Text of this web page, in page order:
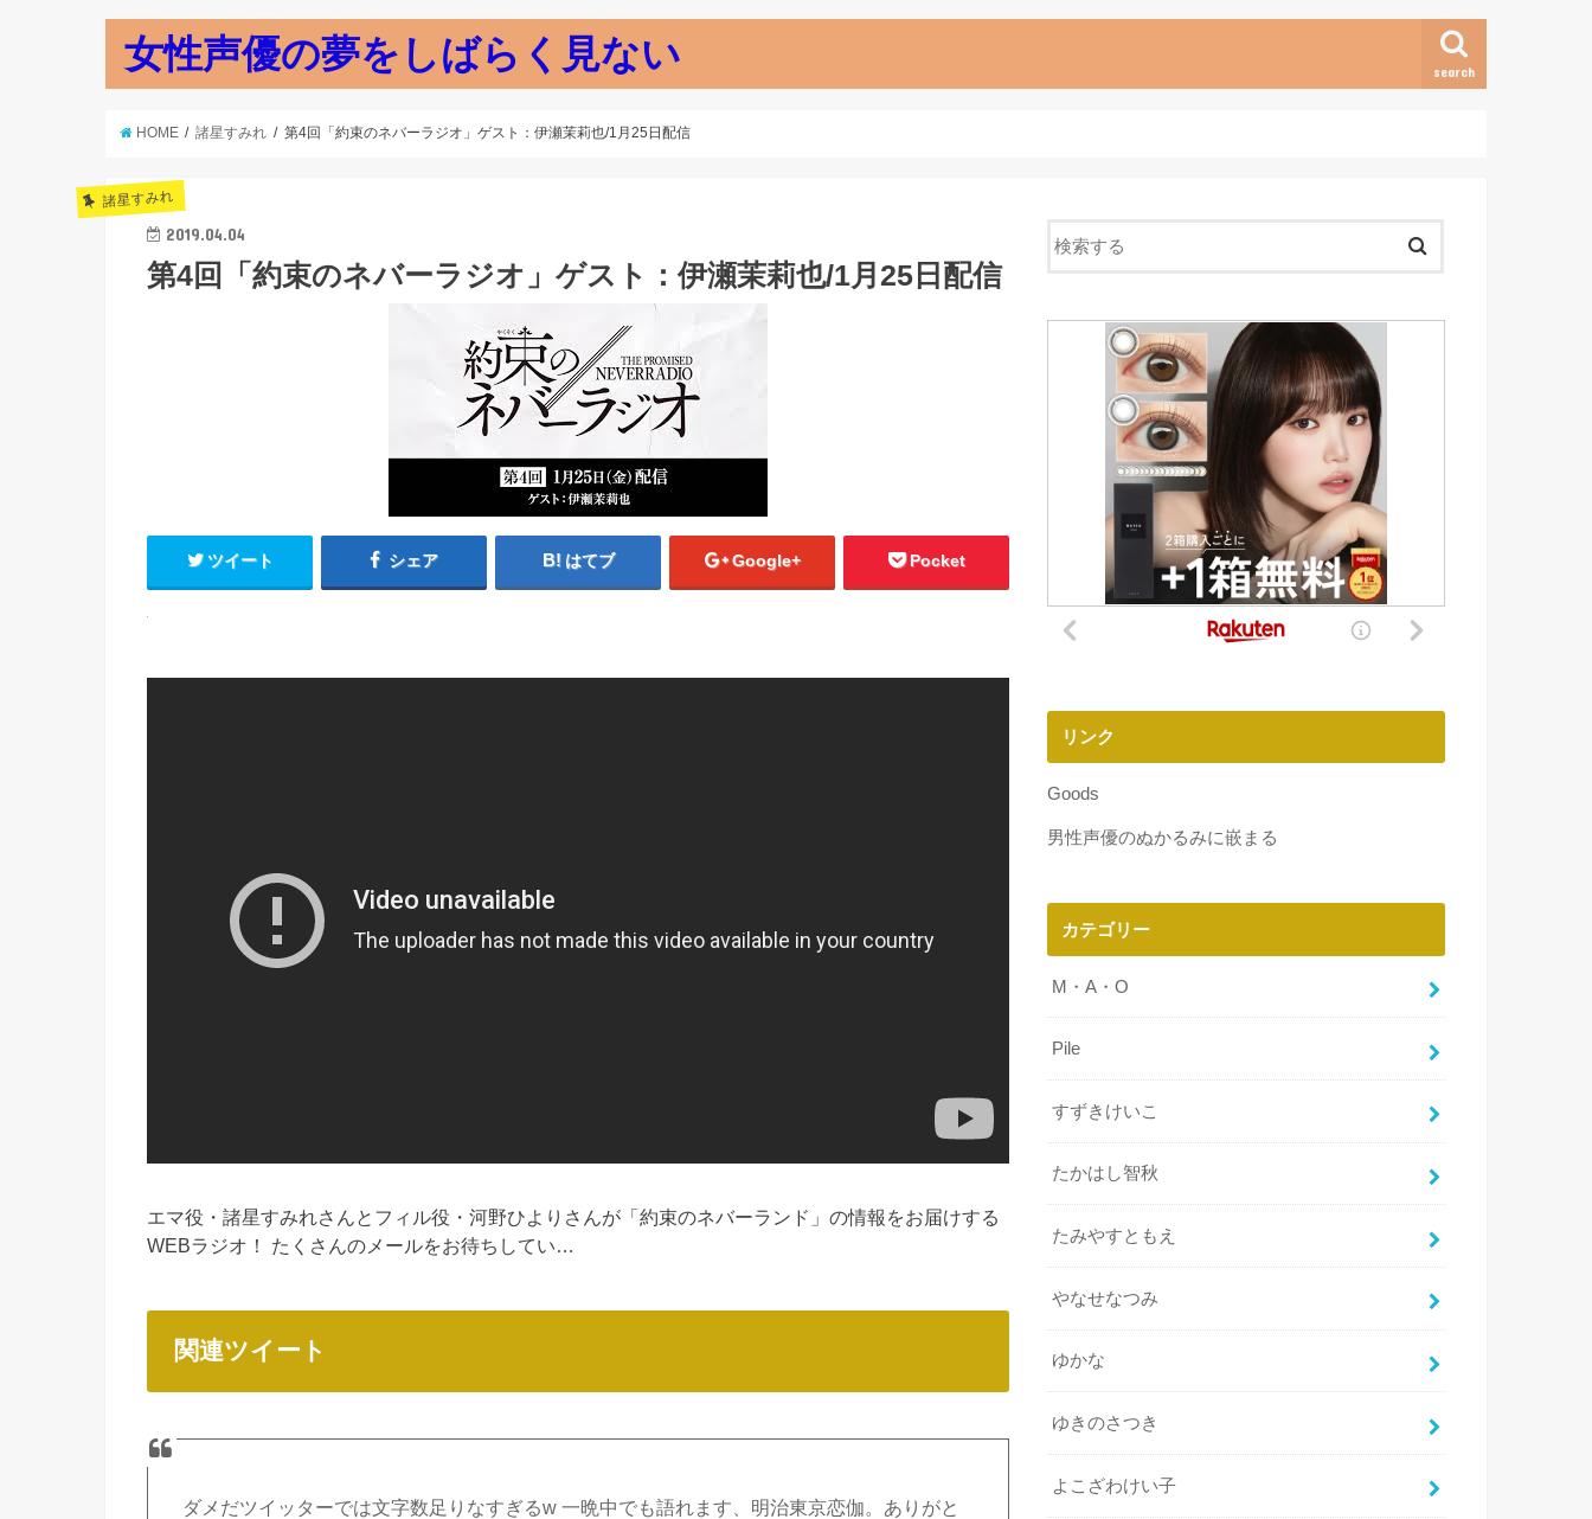
女性声優の夢をしばらく見ない search
HOME 諸星すみれ 第4回「約束のネバーラジオ」ゲスト：伊瀬茉莉也/1月25日配信
諸星すみれ
2019.04.04
第4回「約束のネバーラジオ」ゲスト：伊瀬茉莉也/1月25日配信
ツイート シェア はてブ Google+ Pocket
エマ役・諸星すみれさんとフィル役・河野ひよりさんが「約束のネバーランド」の情報をお届けする
WEBラジオ！ たくさんのメールをお待ちしてい…
関連ツイート
ダメだツイッターでは文字数足りなすぎるw 一晩中でも語れます、明治東京恋伽。ありがと
リンク
Goods
男性声優のぬかるみに嵌まる
カテゴリー
M・A・O
Pile
すずきけいこ
たかはし智秋
たみやすともえ
やなせなつみ
ゆかな
ゆきのさつき
よこざわけい子